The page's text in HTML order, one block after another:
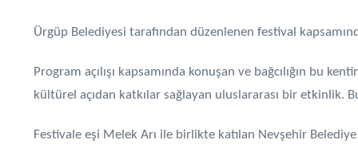
Ürgüp Belediyesi tarafından düzenlenen festival
Program açılışı kapsamında konuşan ve bağcılığın bu
kültürel açıdan katkılar sağlayan uluslararası bir
Festivale eşi Melek Arı ile birlikte katılan Nevşehir